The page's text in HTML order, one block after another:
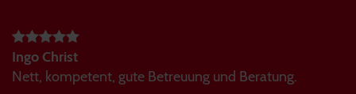
Ingo Christ
Nett, kompetent, gute Betreuung und Beratung.